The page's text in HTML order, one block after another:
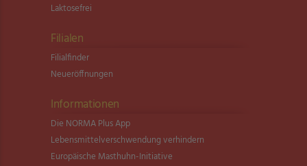
Laktosefrei
Filialen
Filialfinder
Neueröffnungen
Informationen
Die NORMA Plus App
Lebensmittel­verschwendung verhindern
Europäische Masthuhn-Initiative